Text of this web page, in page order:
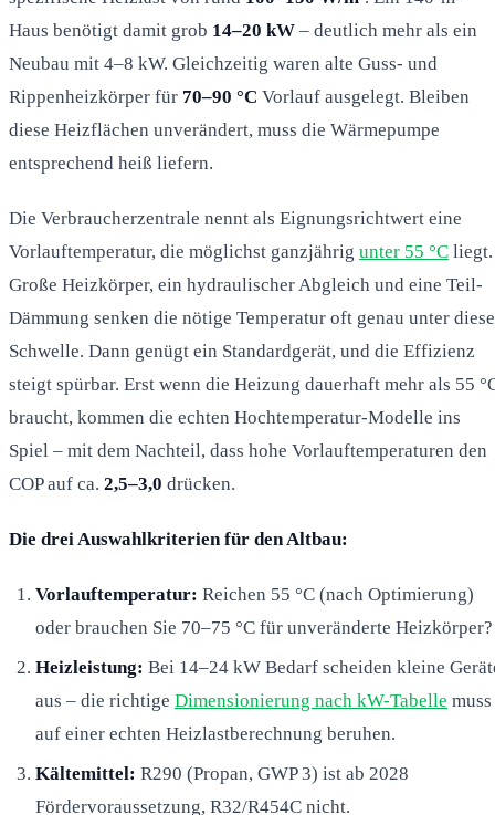
Haus benötigt damit grob 14–20 kW – deutlich mehr als ein
Neubau mit 4–8 kW. Gleichzeitig waren alte Guss- und
Rippenheizkörper für 70–90 °C Vorlauf ausgelegt. Bleiben
diese Heizflächen unverändert, muss die Wärmepumpe
entsprechend heiß liefern.
Die Verbraucherzentrale nennt als Eignungsrichtwert eine
Vorlauftemperatur, die möglichst ganzjährig unter 55 °C liegt.
Große Heizkörper, ein hydraulischer Abgleich und eine Teil-
Dämmung senken die nötige Temperatur oft genau unter diese
Schwelle. Dann genügt ein Standardgerät, und die Effizienz
steigt spürbar. Erst wenn die Heizung dauerhaft mehr als 55
braucht, kommen die echten Hochtemperatur-Modelle ins
Spiel – mit dem Nachteil, dass hohe Vorlauftemperaturen den
COP auf ca. 2,5–3,0 drücken.
Die drei Auswahlkriterien für den Altbau:
Vorlauftemperatur: Reichen 55 °C (nach Optimierung)
oder brauchen Sie 70–75 °C für unveränderte Heizkörper?
Heizleistung: Bei 14–24 kW Bedarf scheiden kleine
aus – die richtige Dimensionierung nach kW-Tabelle muss
auf einer echten Heizlastberechnung beruhen.
Kältemittel: R290 (Propan, GWP 3) ist ab 2028
Fördervoraussetzung, R32/R454C nicht.